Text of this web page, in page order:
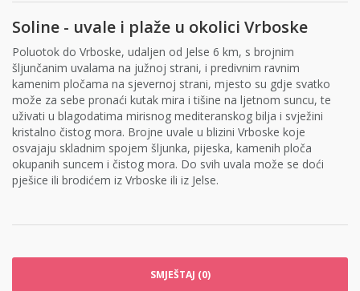
Soline - uvale i plaže u okolici Vrboske
Poluotok do Vrboske, udaljen od Jelse 6 km, s brojnim
šljunčanim uvalama na južnoj strani, i predivnim ravnim
kamenim pločama na sjevernoj strani, mjesto su gdje svatko
može za sebe pronaći kutak mira i tišine na ljetnom suncu, te
uživati u blagodatima mirisnog mediteranskog bilja i svježini
kristalno čistog mora. Brojne uvale u blizini Vrboske koje
osvajaju skladnim spojem šljunka, pijeska, kamenih ploča
okupanih suncem i čistog mora. Do svih uvala može se doći
pješice ili brodićem iz Vrboske ili iz Jelse.
SMJEŠTAJ (0)